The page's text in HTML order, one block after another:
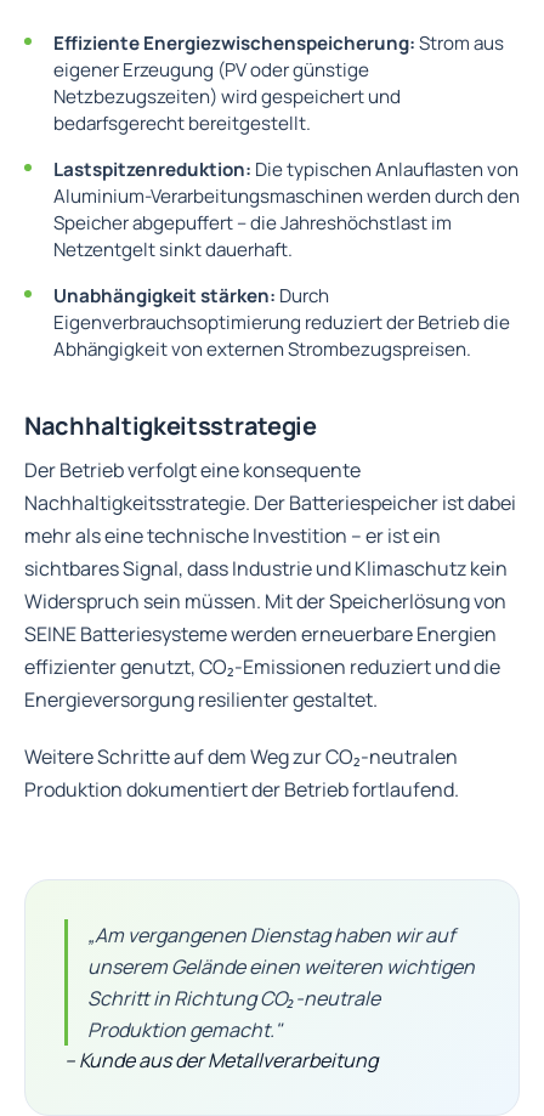
Effiziente Energiezwischenspeicherung:Strom aus
eigener Erzeugung (PV oder günstige
Netzbezugszeiten) wird gespeichert und
bedarfsgerecht bereitgestellt.
Lastspitzenreduktion: Die typischen Anlauflasten von
Aluminium-Verarbeitungsmaschinen werden durch den
Speicher abgepuffert – die Jahreshöchstlast im
Netzentgelt sinkt dauerhaft.
Unabhängigkeit stärken: Durch
Eigenverbrauchsoptimierung reduziert der Betrieb die
Abhängigkeit von externen Strombezugspreisen.
Nachhaltigkeitsstrategie
Der Betrieb verfolgt eine konsequente
Nachhaltigkeitsstrategie. Der Batteriespeicher ist dabei
mehr als eine technische Investition – er ist ein
sichtbares Signal, dass Industrie und Klimaschutz kein
Widerspruch sein müssen. Mit der Speicherlösung von
SEINE Batteriesysteme werden erneuerbare Energien
effizienter genutzt, CO₂-Emissionen reduziert und die
Energieversorgung resilienter gestaltet.
Weitere Schritte auf dem Weg zur CO₂-neutralen
Produktion dokumentiert der Betrieb fortlaufend.
„Am vergangenen Dienstag haben wir auf
unserem Gelände einen weiteren wichtigen
Schritt in Richtung CO₂-neutrale
Produktion gemacht."
– Kunde aus der Metallverarbeitung